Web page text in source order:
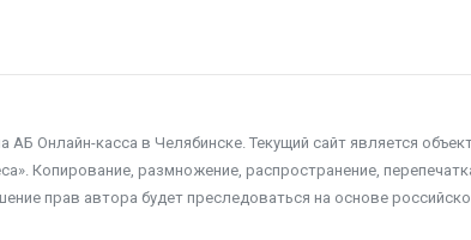
АБ Онлайн-касса в Челябинске. Текущий сайт является
Копирование, размножение, распространение,
прав автора будет преследоваться на основе